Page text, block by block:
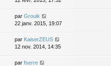
par Grouik
22 janv. 2015, 19:07
par KaiserZEUS
12 nov. 2014, 14:35
par fserre